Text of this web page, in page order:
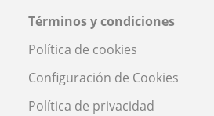
Términos y condiciones
Política de cookies
Configuración de Cookies
Política de privacidad